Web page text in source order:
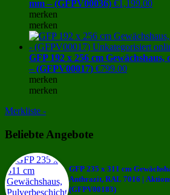
mm – (GFPV00036) €1,199.00
merken
merken
GFP 192 x 256 cm Gewächshaus,
– (GFPV00017) €799.00
merken
merken
Merkliste -
Beliebte Angebote
GFP 235 x 311 cm
Anthrazit, RAL 7016 |
(GFPV00183)